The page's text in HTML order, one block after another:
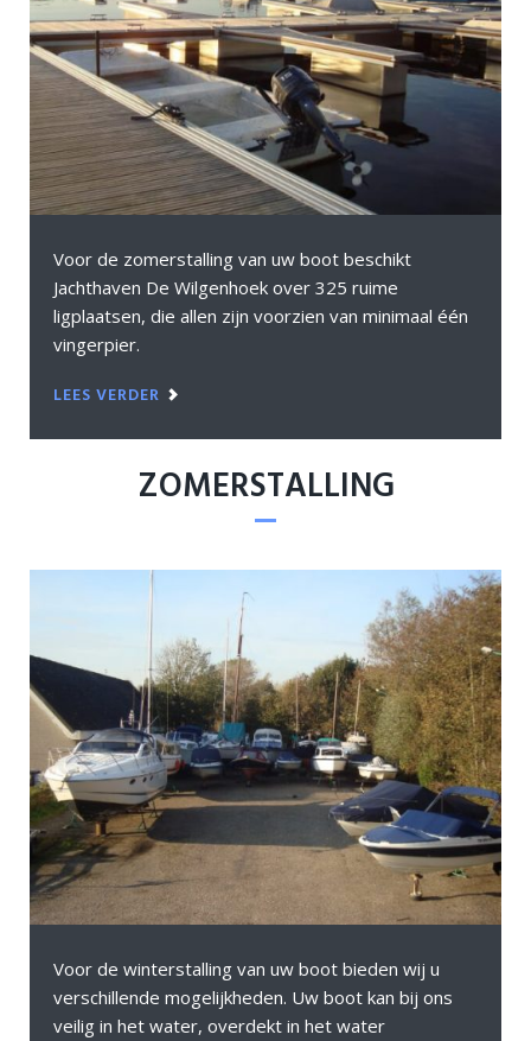
Voor de zomerstalling van uw boot beschikt
Jachthaven De Wilgenhoek over 325 ruime
ligplaatsen, die allen zijn voorzien van minimaal één
vingerpier.
LEES VERDER
ZOMERSTALLING
Voor de winterstalling van uw boot bieden wij u
verschillende mogelijkheden. Uw boot kan bij ons
veilig in het water, overdekt in het water